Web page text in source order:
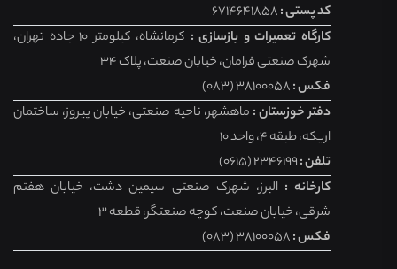
کد پستی :6714641858
کارگاه تعمیرات و بازسازی :
کرمانشاه، کیلومتر 10 جاده تهران،
شهرک صنعتی فرامان، خیابان صنعت، پلاک 34
فکس :38100058 (083)
دفتر خوزستان : ماهشهر، ناحیه صنعتی، خیابان پیروز، ساختمان
اریکه، طبقه 4، واحد 10
تلفن :2346199 (0615)
کارخانه :البرز، شهرک صنعتی سیمین دشت، خیابان هفتم
شرقی، خیابان صنعت، کوچه صنعتگر، قطعه 3
فکس :38100058 (083)